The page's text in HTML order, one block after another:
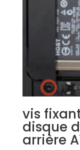
vis
disque
arrière